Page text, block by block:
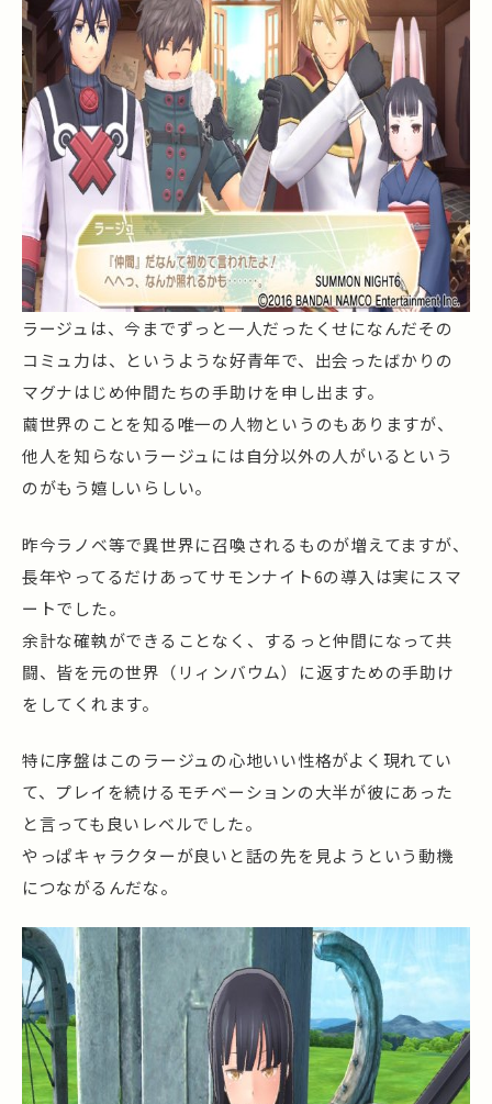
ラージュは、今までずっと一人だったくせになんだその
コミュ力は、というような好青年で、出会ったばかりの
マグナはじめ仲間たちの手助けを申し出ます。
繭世界のことを知る唯一の人物というのもありますが、
他人を知らないラージュには自分以外の人がいるという
のがもう嬉しいらしい。
昨今ラノベ等で異世界に召喚されるものが増えてますが、
長年やってるだけあってサモンナイト6の導入は実にスマ
ートでした。
余計な確執ができることなく、するっと仲間になって共
闘、皆を元の世界（リィンバウム）に返すための手助け
をしてくれます。
特に序盤はこのラージュの心地いい性格がよく現れてい
て、プレイを続けるモチベーションの大半が彼にあった
と言っても良いレベルでした。
やっぱキャラクターが良いと話の先を見ようという動機
につながるんだな。